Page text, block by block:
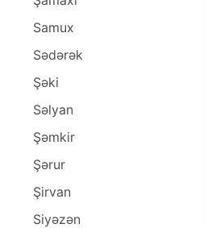
Samux
Sədərək
Şəki
Səlyan
Şəmkir
Şərur
Şirvan
Siyəzən